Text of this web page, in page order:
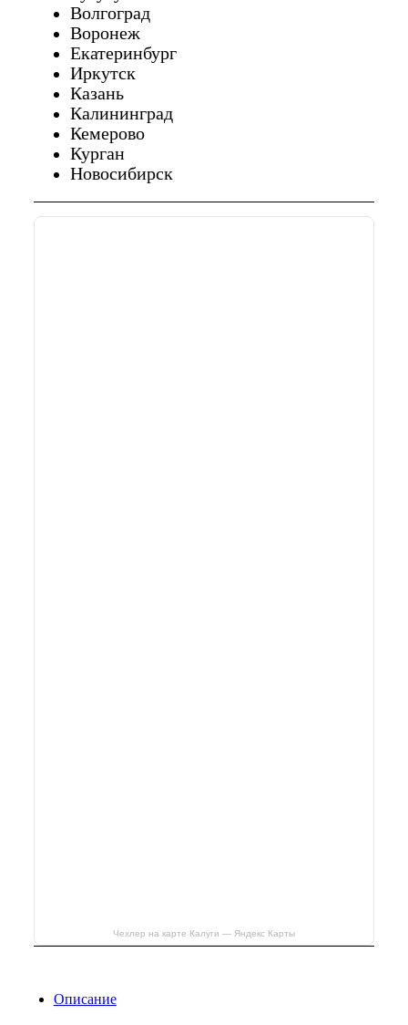
Волгоград
Воронеж
Екатеринбург
Иркутск
Казань
Калининград
Кемерово
Курган
Новосибирск
Чехлер на карте Калуги — Яндекс Карты
Описание